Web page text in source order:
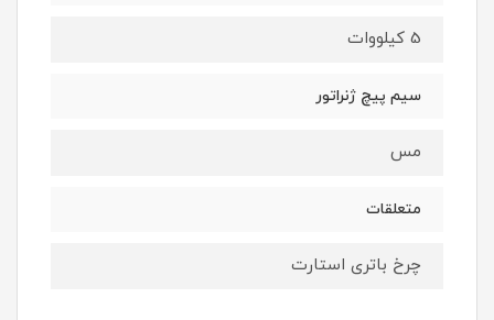
5 کیلووات
سیم پیچ ژنراتور
مس
متعلقات
چرخ باتری استارت